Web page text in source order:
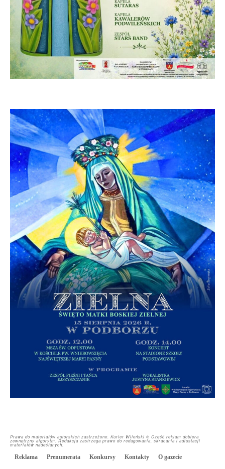
Prawa do materiałów autorskich zastrzeżone. Kurier Wileński © Część reklam dobiera
zewnętrzny algorytm. Redakcja zastrzega prawo do redagowania, skracania i adiustacji
materiałów nadesłanych.
Reklama Prenumerata Konkursy Kontakty O gazecie